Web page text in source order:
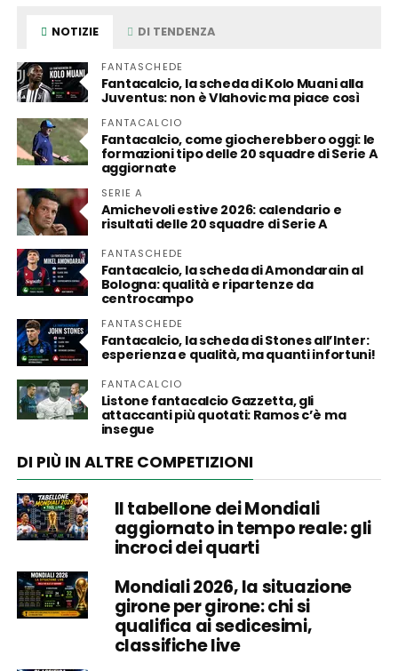
NOTIZIE DI TENDENZA
FANTASCHEDE
Fantacalcio, la scheda di Kolo Muani alla
Juventus: non è Vlahovic ma piace così
FANTACALCIO
Fantacalcio, come giocherebbero oggi: le
formazioni tipo delle 20 squadre di Serie A
aggiornate
SERIE A
Amichevoli estive 2026: calendario e
risultati delle 20 squadre di Serie A
FANTASCHEDE
Fantacalcio, la scheda di Amondarain al
Bologna: qualità e ripartenze da
centrocampo
FANTASCHEDE
Fantacalcio, la scheda di Stones all’Inter:
esperienza e qualità, ma quanti infortuni!
FANTACALCIO
Listone fantacalcio Gazzetta, gli
attaccanti più quotati: Ramos c’è ma
insegue
DI PIÙ IN ALTRE COMPETIZIONI
Il tabellone dei Mondiali
aggiornato in tempo reale: gli
incroci dei quarti
Mondiali 2026, la situazione
girone per girone: chi si
qualifica ai sedicesimi,
classifiche live